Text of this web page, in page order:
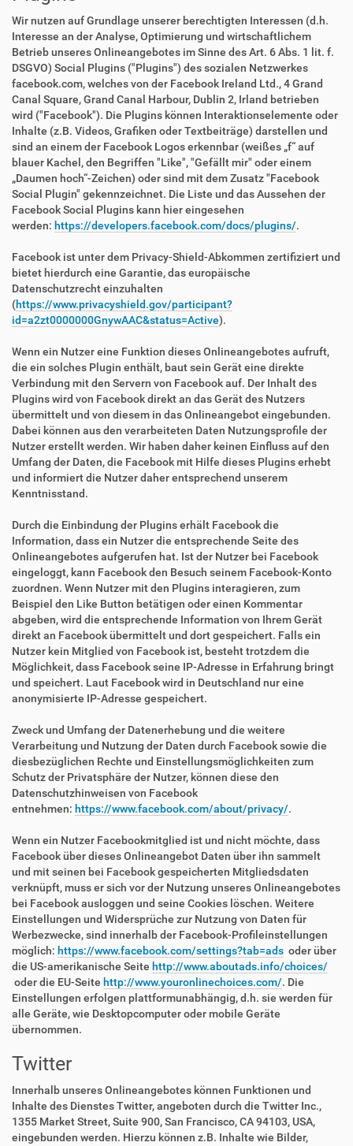
Wir nutzen auf Grundlage unserer berechtigten Interessen (d.h.
Interesse an der Analyse, Optimierung und wirtschaftlichem
Betrieb unseres Onlineangebotes im Sinne des Art. 6 Abs. 1 lit. f.
DSGVO) Social Plugins ("Plugins") des sozialen Netzwerkes
facebook.com, welches von der Facebook Ireland Ltd., 4 Grand
Canal Square, Grand Canal Harbour, Dublin 2, Irland betrieben
wird ("Facebook"). Die Plugins können Interaktionselemente oder
Inhalte (z.B. Videos, Grafiken oder Textbeiträge) darstellen und
sind an einem der Facebook Logos erkennbar (weißes „f“ auf
blauer Kachel, den Begriffen "Like", "Gefällt mir" oder einem
„Daumen hoch“-Zeichen) oder sind mit dem Zusatz "Facebook
Social Plugin" gekennzeichnet. Die Liste und das Aussehen der
Facebook Social Plugins kann hier eingesehen
werden: https://developers.facebook.com/docs/plugins/.
Facebook ist unter dem Privacy-Shield-Abkommen zertifiziert und
bietet hierdurch eine Garantie, das europäische
Datenschutzrecht einzuhalten
(https://www.privacyshield.gov/participant?
id=a2zt0000000GnywAAC&status=Active).
Wenn ein Nutzer eine Funktion dieses Onlineangebotes aufruft,
die ein solches Plugin enthält, baut sein Gerät eine direkte
Verbindung mit den Servern von Facebook auf. Der Inhalt des
Plugins wird von Facebook direkt an das Gerät des Nutzers
übermittelt und von diesem in das Onlineangebot eingebunden.
Dabei können aus den verarbeiteten Daten Nutzungsprofile der
Nutzer erstellt werden. Wir haben daher keinen Einfluss auf den
Umfang der Daten, die Facebook mit Hilfe dieses Plugins erhebt
und informiert die Nutzer daher entsprechend unserem
Kenntnisstand.
Durch die Einbindung der Plugins erhält Facebook die
Information, dass ein Nutzer die entsprechende Seite des
Onlineangebotes aufgerufen hat. Ist der Nutzer bei Facebook
eingeloggt, kann Facebook den Besuch seinem Facebook-Konto
zuordnen. Wenn Nutzer mit den Plugins interagieren, zum
Beispiel den Like Button betätigen oder einen Kommentar
abgeben, wird die entsprechende Information von Ihrem Gerät
direkt an Facebook übermittelt und dort gespeichert. Falls ein
Nutzer kein Mitglied von Facebook ist, besteht trotzdem die
Möglichkeit, dass Facebook seine IP-Adresse in Erfahrung bringt
und speichert. Laut Facebook wird in Deutschland nur eine
anonymisierte IP-Adresse gespeichert.
Zweck und Umfang der Datenerhebung und die weitere
Verarbeitung und Nutzung der Daten durch Facebook sowie die
diesbezüglichen Rechte und Einstellungsmöglichkeiten zum
Schutz der Privatsphäre der Nutzer, können diese den
Datenschutzhinweisen von Facebook
entnehmen: https://www.facebook.com/about/privacy/.
Wenn ein Nutzer Facebookmitglied ist und nicht möchte, dass
Facebook über dieses Onlineangebot Daten über ihn sammelt
und mit seinen bei Facebook gespeicherten Mitgliedsdaten
verknüpft, muss er sich vor der Nutzung unseres Onlineangebotes
bei Facebook ausloggen und seine Cookies löschen. Weitere
Einstellungen und Widersprüche zur Nutzung von Daten für
Werbezwecke, sind innerhalb der Facebook-Profileinstellungen
möglich: https://www.facebook.com/settings?tab=ads oder über
die US-amerikanische Seite http://www.aboutads.info/choices/
oder die EU-Seite http://www.youronlinechoices.com/. Die
Einstellungen erfolgen plattformunabhängig, d.h. sie werden für
alle Geräte, wie Desktopcomputer oder mobile Geräte
übernommen.
Twitter
Innerhalb unseres Onlineangebotes können Funktionen und
Inhalte des Dienstes Twitter, angeboten durch die Twitter Inc.,
1355 Market Street, Suite 900, San Francisco, CA 94103, USA,
eingebunden werden. Hierzu können z.B. Inhalte wie Bilder,